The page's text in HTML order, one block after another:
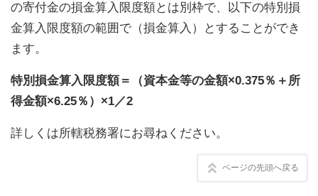
の寄付金の損金算入限度額とは別枠で、以下の特別損
金算入限度額の範囲で（損金算入）とすることができ
ます。
特別損金算入限度額＝（資本金等の金額×0.375％＋所
得金額×6.25％）×1／2
詳しくは所轄税務署にお尋ねください。
ページの先頭へ戻る